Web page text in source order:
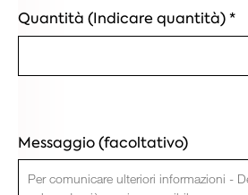
Quantità (Indicare quantità)*
Messaggio (facoltativo)